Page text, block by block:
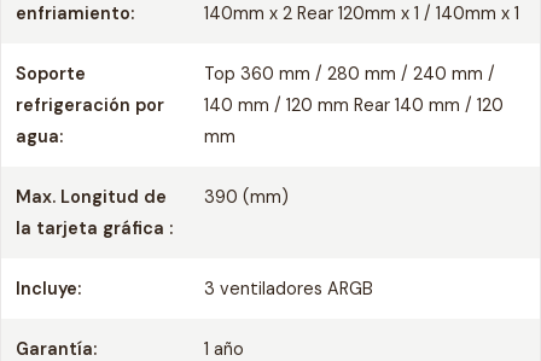
enfriamiento:
140mm x 2 Rear 120mm x 1 / 140mm x 1
Soporte
refrigeración por
agua:
Top 360 mm / 280 mm / 240 mm /
140 mm / 120 mm Rear 140 mm / 120
mm
Max. Longitud de
la tarjeta gráfica :
390 (mm)
Incluye: 3 ventiladores ARGB
Garantía: 1 año